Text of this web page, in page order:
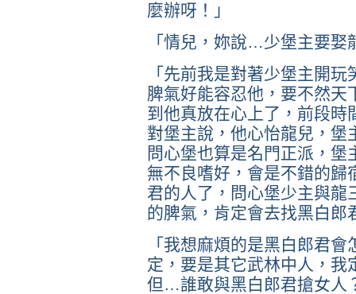
麼辦呀！」
「情兒，妳說…少堡主要娶
「先前我是對著少堡主開
脾氣好能容忍他，要不然天
到他真放在心上了，前段時
對堡主說，他心怡龍兒，堡
問心堡也算是名門正派，
無不良嗜好，會是不錯的
君的人了，問心堡少主與龍
的脾氣，肯定會去找黑白郎
「我想麻煩的是黑白郎君
定，要是其它武林中人，我
但…誰敢與黑白郎君搶女人